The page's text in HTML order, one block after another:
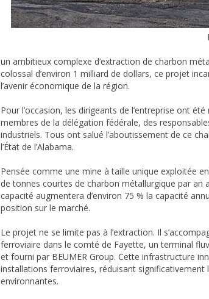
un ambitieux complexe d’extraction de charbon
colossal d’environ 1 milliard de dollars, ce projet
l’avenir économique de la région.
Pour l’occasion, les dirigeants de l’entreprise ont
membres de la délégation fédérale, des
industriels. Tous ont salué l’aboutissement de ce
l’État de l’Alabama.
Pensée comme une mine à taille unique exploitée
de tonnes courtes de charbon métallurgique par an
capacité augmentera d’environ 75 % la capacité
position sur le marché.
Le projet ne se limite pas à l’extraction. Il
ferroviaire dans le comté de Fayette, un terminal
et fourni par BEUMER Group. Cette infrastructure
installations ferroviaires, réduisant
environnantes.